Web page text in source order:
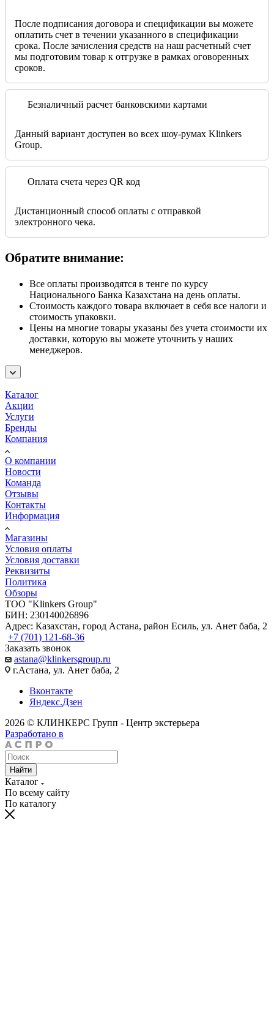
После подписания договора и спецификации вы можете
оплатить счет в течении указанного в спецификации
срока. После зачисления средств на наш расчетный счет
мы подготовим товар к отгрузке в рамках оговоренных
сроков.
Безналичный расчет банковскими картами
Данный вариант доступен во всех шоу-румах Klinkers
Group.
Оплата счета через QR код
Дистанционный способ оплаты с отправкой
электронного чека.
Обратите внимание:
Все оплаты производятся в тенге по курсу
Национального Банка Казахстана на день оплаты.
Стоимость каждого товара включает в себя все налоги и
стоимость упаковки.
Цены на многие товары указаны без учета стоимости их
доставки, которую вы можете уточнить у наших
менеджеров.
Каталог
Акции
Услуги
Бренды
Компания
О компании
Новости
Команда
Отзывы
Контакты
Информация
Магазины
Условия оплаты
Условия доставки
Реквизиты
Политика
Обзоры
TOO "Klinkers Group"
БИН: 230140026896
Адрес: Казахстан, город Астана, район Есиль, ул. Анет баба, 2
+7 (701) 121-68-36
Заказать звонок
astana@klinkersgroup.ru
г.Астана, ул. Анет баба, 2
Вконтакте
Яндекс.Дзен
2026 © КЛИНКЕРС Групп - Центр экстерьера
Разработано в
Найти
Каталог
По всему сайту
По каталогу